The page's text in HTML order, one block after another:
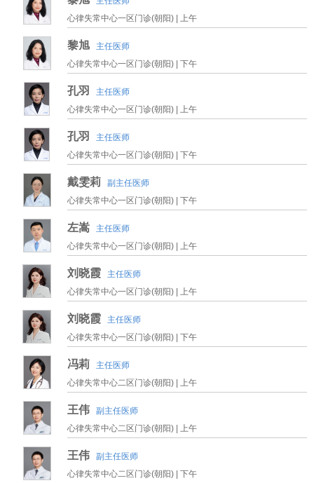
心律失常中心一区门诊(朝阳) |
上午
黎旭
主任医师
心律失常中心一区门诊(朝阳) | 下午
孔羽
主任医师
心律失常中心一区门诊(朝阳) |
上午
孔羽
主任医师
心律失常中心一区门诊(朝阳) | 下午
戴雯莉
副主任医师
心律失常中心一区门诊(朝阳) | 下午
左嵩
主任医师
心律失常中心一区门诊(朝阳) |
上午
刘晓霞
主任医师
心律失常中心一区门诊(朝阳) |
上午
刘晓霞
主任医师
心律失常中心一区门诊(朝阳) | 下午
冯莉
主任医师
心律失常中心二区门诊(朝阳) |
上午
王伟
副主任医师
心律失常中心二区门诊(朝阳) |
上午
王伟
副主任医师
心律失常中心二区门诊(朝阳) | 下午